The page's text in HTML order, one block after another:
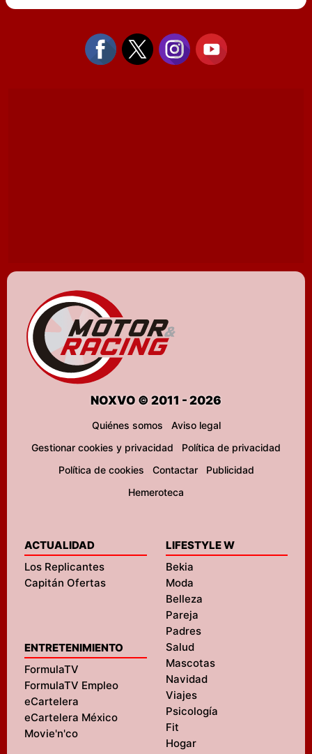
NOXVO © 2011 - 2026
Quiénes somos
Aviso legal
Gestionar cookies y privacidad
Política de privacidad
Política de cookies
Contactar
Publicidad
Hemeroteca
ACTUALIDAD
Los Replicantes
Capitán Ofertas
ENTRETENIMIENTO
FormulaTV
FormulaTV Empleo
eCartelera
eCartelera México
Movie'n'co
LIFESTYLE W
Bekia
Moda
Belleza
Pareja
Padres
Salud
Mascotas
Navidad
Viajes
Psicología
Fit
Hogar